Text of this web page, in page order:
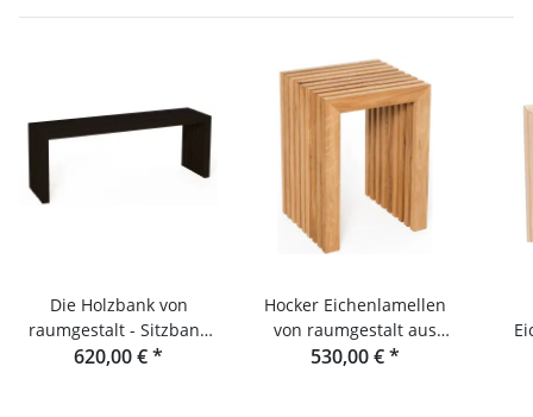
Die Holzbank von
raumgestalt - Sitzbank
aus Eichenlamellen
620,00 €*
Hocker Eichenlamellen
von raumgestalt aus
dem Schwarzwald
530,00 €*